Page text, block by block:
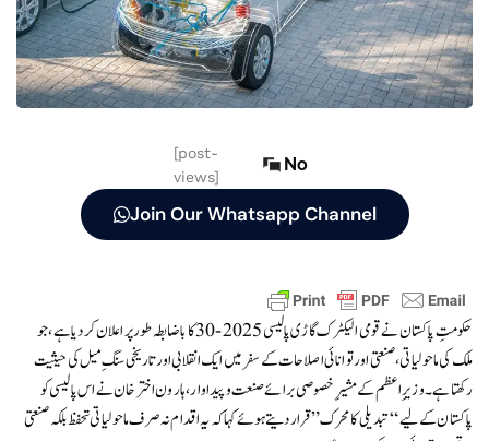
[post-
views]
No
Join Our Whatsapp Channel
حکومتِ پاکستان نے قومی الیکٹرک گاڑی پالیسی 2025-30 کا باضابطہ طور پر اعلان کر دیا ہے، جو
ملک کی ماحولیاتی، صنعتی اور توانائی اصلاحات کے سفر میں ایک انقلابی اور تاریخی سنگِ میل کی حیثیت
رکھتا ہے۔ وزیرِ اعظم کے مشیرِ خصوصی برائے صنعت و پیداوار، ہارون اختر خان نے اس پالیسی کو
پاکستان کے لیے “تبدیلی کا محرک” قرار دیتے ہوئے کہا کہ یہ اقدام نہ صرف ماحولیاتی تحفظ بلکہ صنعتی